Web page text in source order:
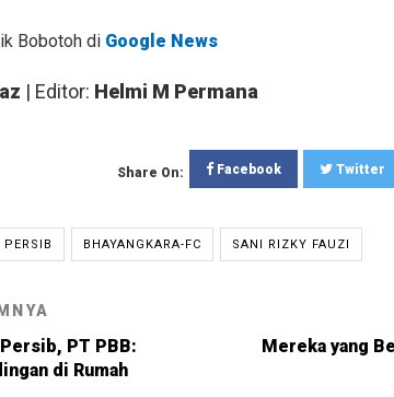
Bobotoh di Google News
| Editor: Helmi M Permana
Share On: Facebook Twitter
PERSIB BHAYANGKARA-FC SANI RIZKY FAUZI
PT PBB:
di Rumah
Mereka yang